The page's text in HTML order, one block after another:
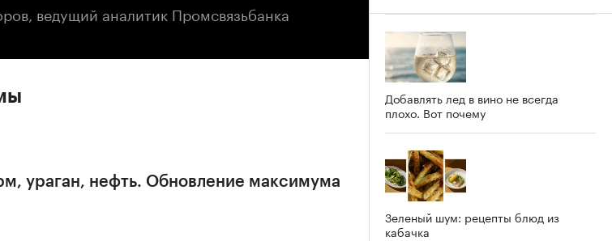
ведущий аналитик Промсвязьбанка
ураган, нефть. Обновление максимума
Добавлять лед в вино не всегда
плохо. Вот почему
Зеленый шум: рецепты блюд из
кабачка